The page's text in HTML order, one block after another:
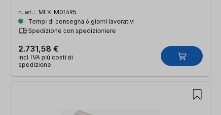
n. art.: MEK-M01495
Tempi di consegna 6 giorni lavorativi
Spedizione con spedizioniere
2.731,58 €
incl. IVA più costi di
spedizione